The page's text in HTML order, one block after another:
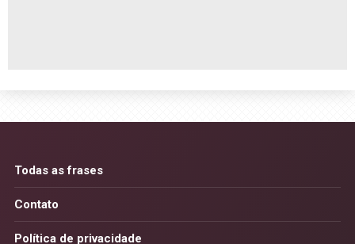
Todas as frases
Contato
Política de privacidade